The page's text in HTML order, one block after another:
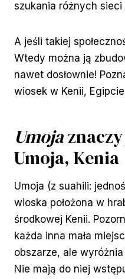
szukania różnych sieci
A jeśli takiej
Wtedy można ją
nawet dosłownie!
wiosek w Kenii,
Umoja
Umoja, Kenia
Umoja (z suahili:
wioska położona w
środkowej Kenii.
każda inna mała
obszarze, ale
Nie mają do niej